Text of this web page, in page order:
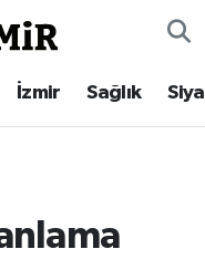
İzmir Sağlık